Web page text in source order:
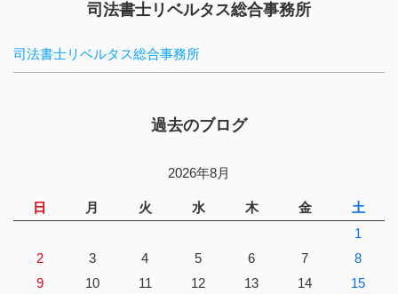
司法書士リベルタス総合事務所
司法書士リベルタス総合事務所
過去のブログ
2026年8月
日 月 火 水 木 金 土
1
2
3 4 5 6 7
8
9
10 11 12 13 14
15